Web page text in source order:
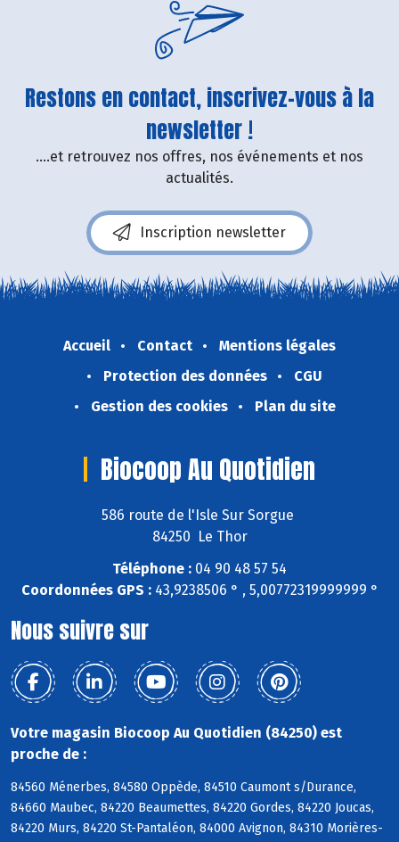
Restons en contact, inscrivez-vous à la
newsletter !
....et retrouvez nos offres, nos événements et nos
actualités.
Inscription newsletter
Accueil Contact
Mentions légales
Protection des données
CGU
Gestion des cookies
Plan du site
Biocoop Au Quotidien
586 route de l'Isle Sur Sorgue
84250 Le Thor
Téléphone : 04 90 48 57 54
Coordonnées GPS :43,9238506 ° , 5,00772319999999 °
Nous suivre sur
Votre magasin Biocoop Au Quotidien (84250) est
proche de :
84560 Ménerbes, 84580 Oppède, 84510 Caumont s/Durance,
84660 Maubec, 84220 Beaumettes, 84220 Gordes, 84220 Joucas,
84220 Murs, 84220 St-Pantaléon, 84000 Avignon, 84310 Morières-